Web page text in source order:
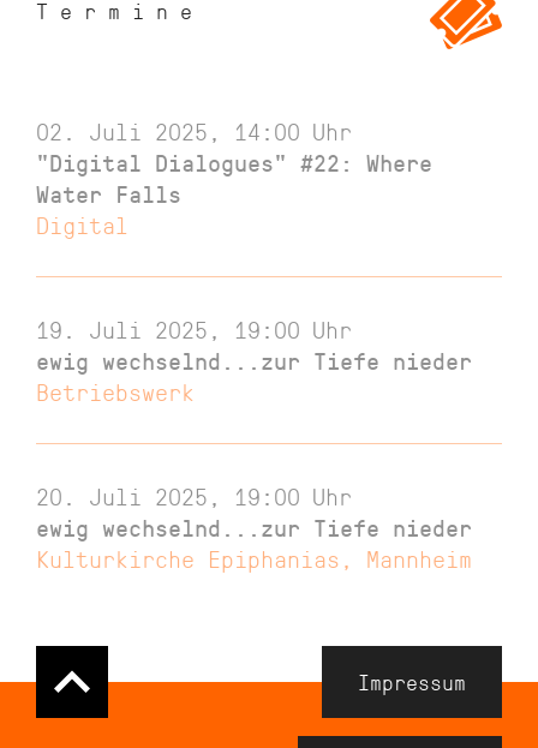
Termine
02. Juli 2025, 14:00 Uhr
"Digital Dialogues" #22: Where
Water Falls
Digital
19. Juli 2025, 19:00 Uhr
ewig wechselnd...zur Tiefe nieder
Betriebswerk
20. Juli 2025, 19:00 Uhr
ewig wechselnd...zur Tiefe nieder
Kulturkirche Epiphanias, Mannheim
Navigation
Meta
Impressum